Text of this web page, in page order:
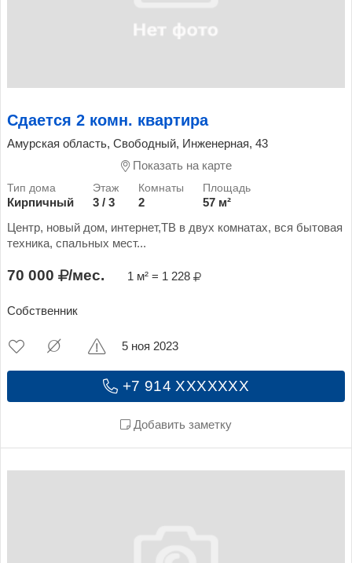
Сдается 2 комн. квартира
Амурская область, Свободный, Инженерная, 43
Показать на карте
Кирпичный 3 / 3 2
57 м²
Центр, новый дом, интернет,ТВ в двух комнатах, вся бытовая
техника, спальных мест...
70 000 /мес. 1 м² = 1 228
Собственник
+7 914 XXXXXXX
Добавить заметку
5 ноя 2023